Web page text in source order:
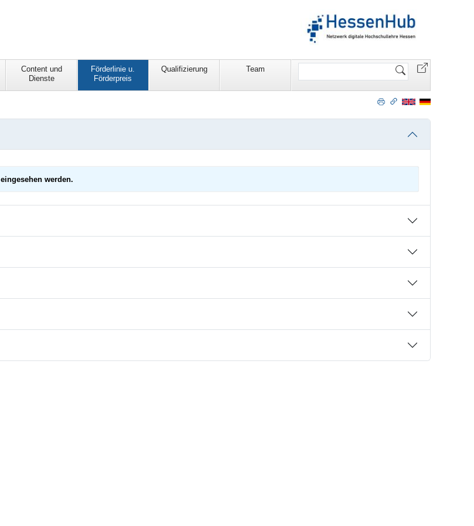
Content und
Dienste
Förderlinie u.
Förderpreis
Qualifizierung Team
Website
eingesehen werden.